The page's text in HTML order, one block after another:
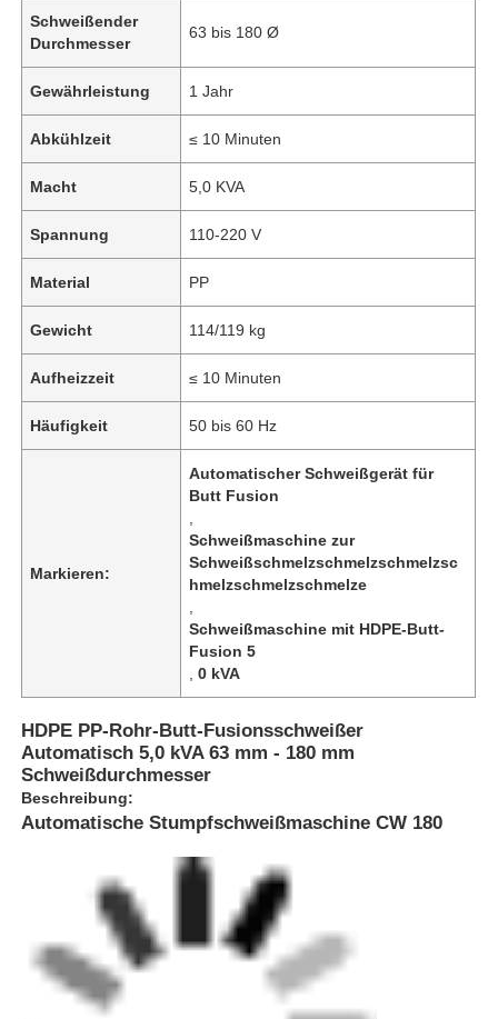
Schweißender
Durchmesser
63 bis 180 Ø
Gewährleistung 1 Jahr
Abkühlzeit ≤ 10 Minuten
Macht 5,0 KVA
Spannung 110-220 V
Material PP
Gewicht 114/119 kg
Aufheizzeit ≤ 10 Minuten
Häufigkeit 50 bis 60 Hz
Markieren:
Automatischer Schweißgerät für
Butt Fusion
Schweißmaschine zur
Schweißschmelzschmelzschmelzsc
hmelzschmelzschmelze
Schweißmaschine mit HDPE-Butt-
Fusion 5
,0 kVA
HDPE PP-Rohr-Butt-Fusionsschweißer
Automatisch 5,0 kVA 63 mm - 180 mm
Schweißdurchmesser
Beschreibung:
Automatische Stumpfschweißmaschine CW 180